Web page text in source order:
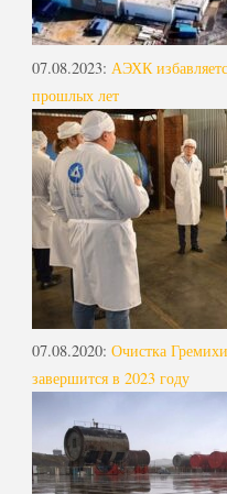
07.08.2023: АЭХК
прошлых лет
07.08.2020: Очистка
завершится в 2023 году